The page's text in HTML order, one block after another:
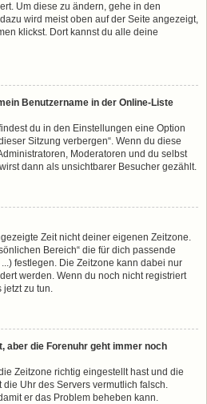
Um diese zu ändern, gehe in den
wird meist oben auf der Seite angezeigt,
klickst. Dort kannst du alle deine
Benutzername in der Online-Liste
du in den Einstellungen eine Option
Sitzung verbergen“. Wenn du diese
Moderatoren und du selbst
dann als unsichtbarer Besucher gezählt.
Zeit nicht deiner eigenen Zeitzone.
Bereich“ die für dich passende
festlegen. Die Zeitzone kann dabei nur
werden. Wenn du noch nicht registriert
jetzt zu tun.
aber die Forenuhr geht immer noch
Zeitzone richtig eingestellt hast und die
Uhr des Servers vermutlich falsch.
er das Problem beheben kann.